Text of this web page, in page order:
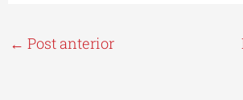
← Post anterior